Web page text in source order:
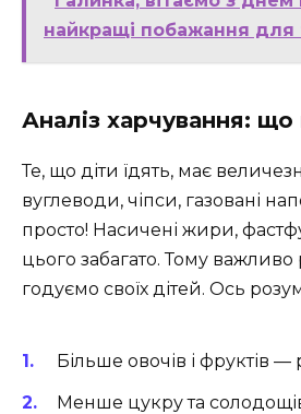
найкращі побажання для
Аналіз харчування: що
Те, що діти їдять, має
вуглеводи, чіпси, газовані
просто! Насичені жири,
цього забагато. Тому важливо
годуємо своїх дітей. Ось
Більше овочів і фруктів —
Менше цукру та